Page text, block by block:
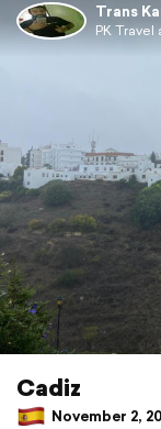
Trans
PK Travel
Cadiz
November 2,